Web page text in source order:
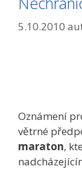
5.10.2010
Oznámení
větrné
maraton,